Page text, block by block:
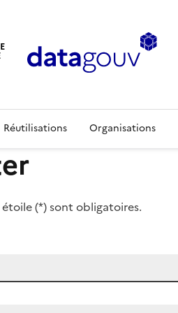
Réutilisations Organisations
(*) sont obligatoires.